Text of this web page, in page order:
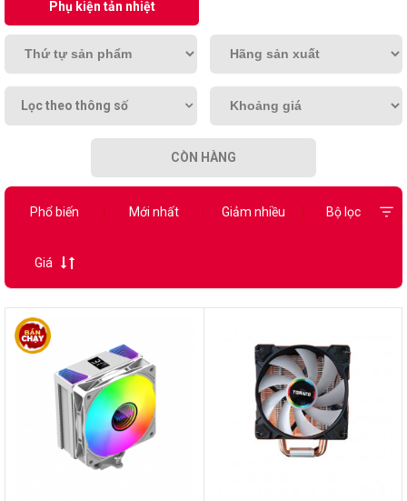
Phụ kiện tản nhiệt
Lọc theo thông số
CÒN HÀNG
Phổ biến Mới nhất Giảm nhiều Bộ lọc
Giá